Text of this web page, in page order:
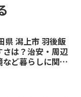
県 潟上市 羽後飯
は？治安・周辺
ど暮らしに関わ